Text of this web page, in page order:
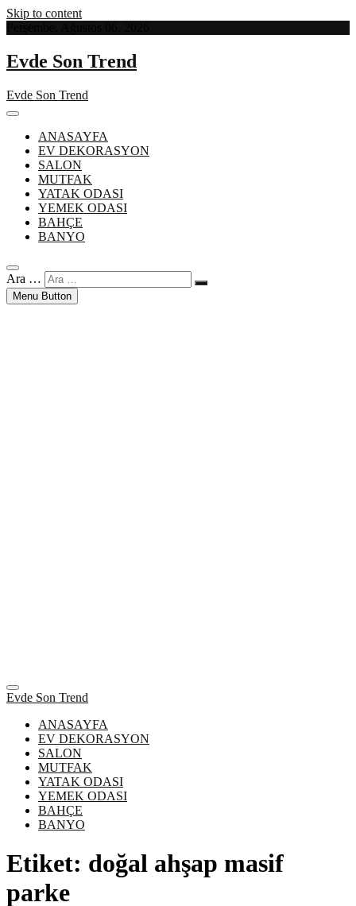
Skip to content
Evde Son Trend
Evde Son Trend
ANASAYFA
EV DEKORASYON
SALON
MUTFAK
YATAK ODASI
YEMEK ODASI
BAHÇE
BANYO
Ara …
Menu Button
Evde Son Trend
ANASAYFA
EV DEKORASYON
SALON
MUTFAK
YATAK ODASI
YEMEK ODASI
BAHÇE
BANYO
Etiket: doğal ahşap masif
parke